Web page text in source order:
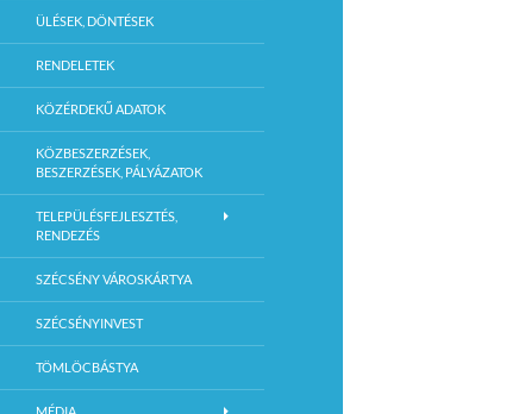
ÜLÉSEK, DÖNTÉSEK
RENDELETEK
KÖZÉRDEKŰ ADATOK
KÖZBESZERZÉSEK,
BESZERZÉSEK, PÁLYÁZATOK
TELEPÜLÉSFEJLESZTÉS,
RENDEZÉS
SZÉCSÉNY VÁROSKÁRTYA
SZÉCSÉNYINVEST
TÖMLÖCBÁSTYA